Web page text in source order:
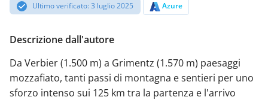
Ultimo verificato: 3 luglio 2025 Azure
Descrizione dall'autore
Da Verbier (1.500 m) a Grimentz (1.570 m) paesaggi
mozzafiato, tanti passi di montagna e sentieri per uno
sforzo intenso sui 125 km tra la partenza e l'arrivo